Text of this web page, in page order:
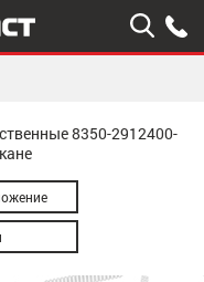
8350-2912400-